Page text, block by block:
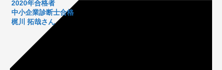
2020年合格者
中小企業診断士合格
梶川 拓哉さん